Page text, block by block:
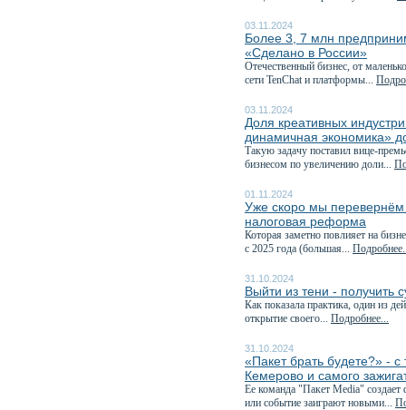
03.11.2024
Более 3, 7 млн
«Сделано в России»
Отечественный бизнес, от
сети TenChat и платформы...
03.11.2024
Доля креативных
динамичная экономика»
Такую задачу поставил вице-
бизнесом по увеличению доли...
01.11.2024
Уже скоро мы перевернём
налоговая реформа
Которая заметно повлияет на
с 2025 года (большая...
31.10.2024
Выйти из тени - получить
Как показала практика, один из
открытие своего... Подробнее...
31.10.2024
«Пакет брать будете?» -
Кемерово и самого
Ее команда "Пакет Media"
или событие заиграют новыми...